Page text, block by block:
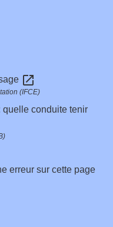
open_in_new
(IFCE)
quelle conduite tenir
erreur sur cette page